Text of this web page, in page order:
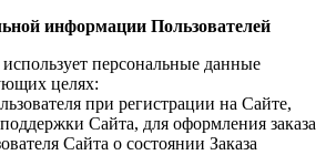
информации Пользователей
персональные данные
целях:
при регистрации на Сайте,
Сайта, для оформления заказа
Сайта о состоянии Заказа